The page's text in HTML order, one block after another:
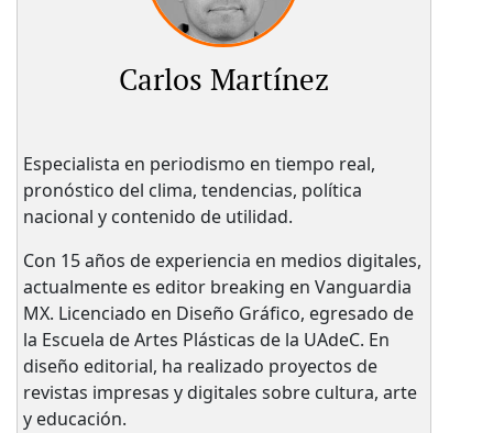
Carlos Martínez
Especialista en periodismo en tiempo real,
pronóstico del clima, tendencias, política
nacional y contenido de utilidad.
Con 15 años de experiencia en medios digitales,
actualmente es editor breaking en Vanguardia
MX. Licenciado en Diseño Gráfico, egresado de
la Escuela de Artes Plásticas de la UAdeC. En
diseño editorial, ha realizado proyectos de
revistas impresas y digitales sobre cultura, arte
y educación.